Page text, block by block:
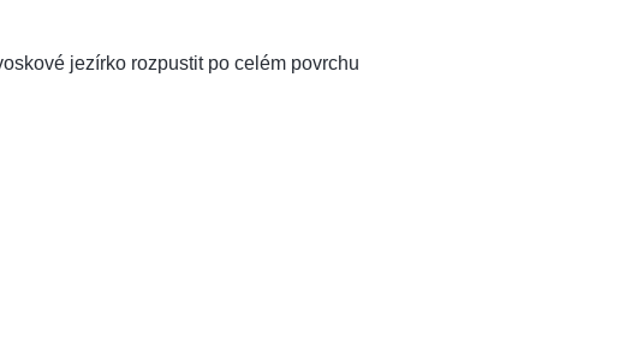
jezírko rozpustit po celém povrchu